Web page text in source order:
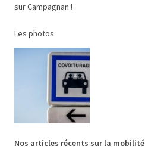
sur Campagnan !
Les photos
Nos articles récents sur la mobilité